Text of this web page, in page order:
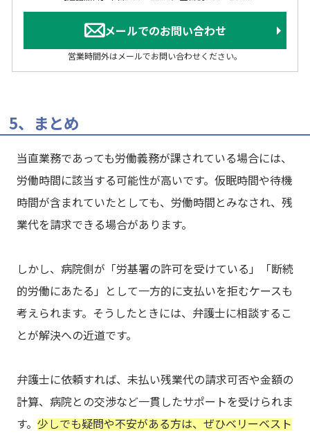
メールでのお問い合わせ
営業時間外はメールでお問い合わせください。
5、まとめ
当直業務であっても労働義務が課されている場合には、
労働時間に該当する可能性が高いです。仮眠時間や待機
時間が含まれていたとしても、労働時間とみなされ、残
業代を請求できる場合があります。
しかし、病院側が「労基署の許可を受けている」「断続
的労働にあたる」として一方的に支払いを拒むケースも
考えられます。そうしたときには、弁護士に相談するこ
とが解決への近道です。
弁護士に依頼すれば、未払い残業代の請求可否や金額の
計算、病院との交渉など一貫したサポートを受けられま
す。 少しでも疑問や不安がある方は、ぜひベリーベスト